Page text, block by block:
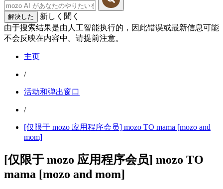
解決した
新しく聞く
由于搜索结果是由人工智能执行的，因此错误或最新信息可能
不会反映在内容中。请提前注意。
主页
/
活动和弹出窗口
/
[仅限于 mozo 应用程序会员] mozo TO mama [mozo and
mom]
[仅限于 mozo 应用程序会员] mozo TO
mama [mozo and mom]